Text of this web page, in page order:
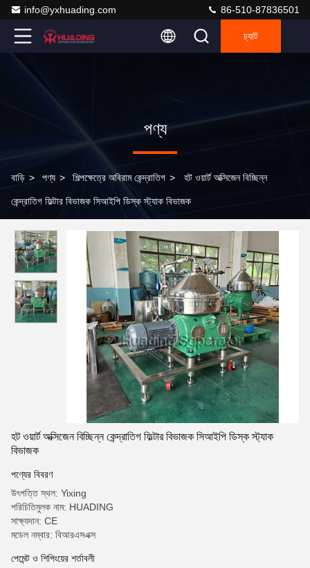
info@yxhuading.com 86-510-87836501
চ্যাট
পণ্য
বাড়ি > পণ্য > শিল্পক্ষেত্রে অবিরাম কেন্দ্রাতিগ > হট ওয়ার্ট অক্সিজেন বিচ্ছিন্ন
কেন্দ্রাতিগ ফিল্টার বিভাজক সিআইপি ডিস্ক স্ট্যাক বিভাজক
হট ওয়ার্ট অক্সিজেন বিচ্ছিন্ন কেন্দ্রাতিগ ফিল্টার বিভাজক সিআইপি ডিস্ক স্ট্যাক
বিভাজক
পণ্যের বিবরণ
উৎপত্তি স্থল: Yixing
পরিচিতিমুলক নাম: HUADING
সাক্ষ্যদান: CE
মডেল নম্বার: বিআরএসএক্স
পেমেন্ট ও শিপিংয়ের শর্তাবলী